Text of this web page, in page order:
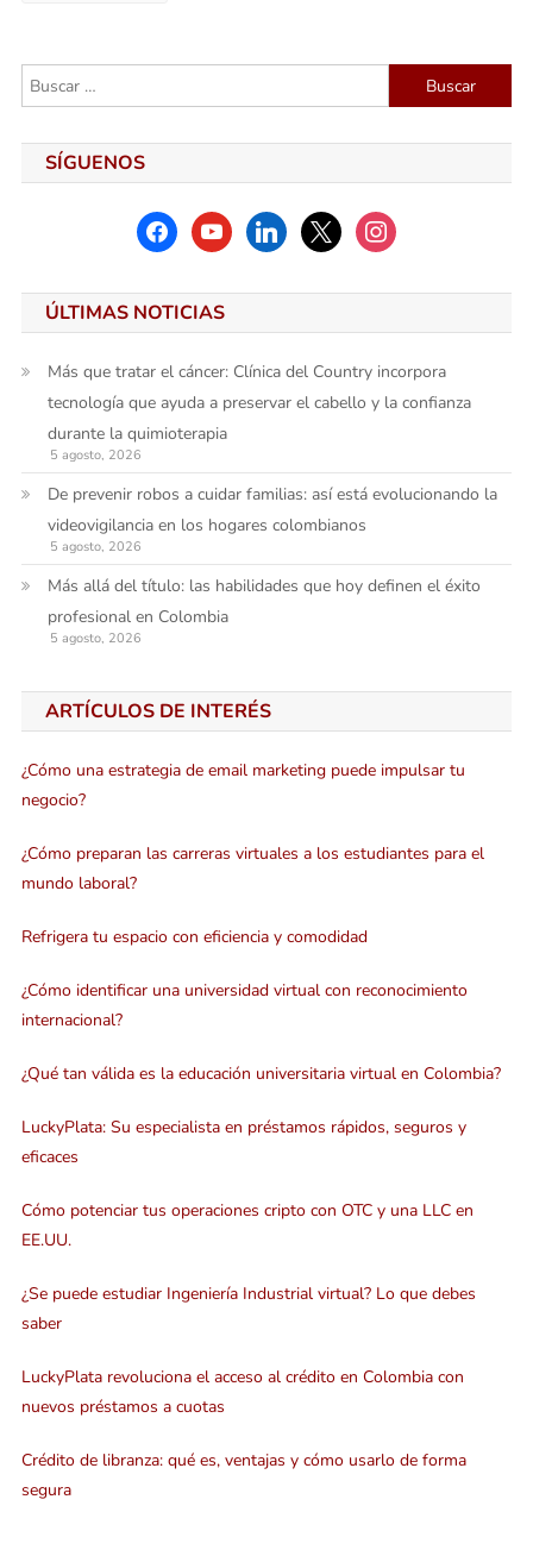
Buscar:
SÍGUENOS
facebookyoutubelinkedinx instagram
ÚLTIMAS NOTICIAS
Más que tratar el cáncer: Clínica del Country incorpora
tecnología que ayuda a preservar el cabello y la confianza
durante la quimioterapia
5 agosto, 2026
De prevenir robos a cuidar familias: así está evolucionando la
videovigilancia en los hogares colombianos
5 agosto, 2026
Más allá del título: las habilidades que hoy definen el éxito
profesional en Colombia
5 agosto, 2026
ARTÍCULOS DE INTERÉS
¿Cómo una estrategia de email marketing puede impulsar tu
negocio?
¿Cómo preparan las carreras virtuales a los estudiantes para el
mundo laboral?
Refrigera tu espacio con eficiencia y comodidad
¿Cómo identificar una universidad virtual con reconocimiento
internacional?
¿Qué tan válida es la educación universitaria virtual en Colombia?
LuckyPlata: Su especialista en préstamos rápidos, seguros y
eficaces
Cómo potenciar tus operaciones cripto con OTC y una LLC en
EE.UU.
¿Se puede estudiar Ingeniería Industrial virtual? Lo que debes
saber
LuckyPlata revoluciona el acceso al crédito en Colombia con
nuevos préstamos a cuotas
Crédito de libranza: qué es, ventajas y cómo usarlo de forma
segura